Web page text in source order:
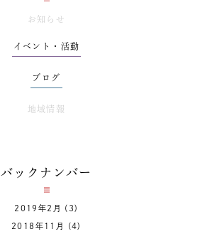
お知らせ
イベント・活動
ブログ
地域情報
バックナンバー
2019年2月 (3)
2018年11月 (4)